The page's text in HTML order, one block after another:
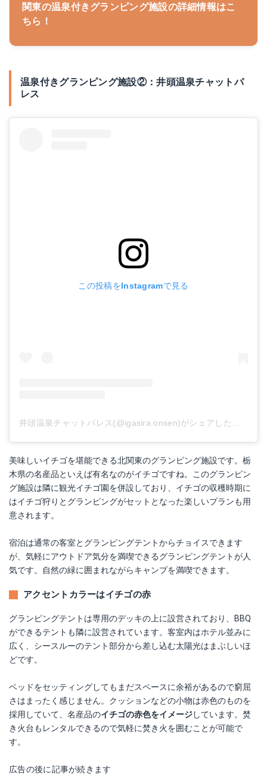
関東の温泉付きグランピング施設の詳細情報はこ
ちら！
温泉付きグランピング施設②：井頭温泉チャットパ
レス
この投稿をInstagramで見る
井頭温泉チャットパレス(@igasira.onsen)がシェアした投稿
美味しいイチゴを堪能できる北関東のグランピング施設です。栃
木県の名産品といえば有名なのがイチゴですね。このグランピン
グ施設は隣に観光イチゴ園を併設しており、イチゴの収穫時期に
はイチゴ狩りとグランピングがセットとなった楽しいプランも用
意されます。
宿泊は通常の客室とグランピングテントからチョイスできます
が、気軽にアウトドア気分を満喫できるグランピングテントが人
気です。自然の緑に囲まれながらキャンプを満喫できます。
アクセントカラーはイチゴの赤
グランピングテントは専用のデッキの上に設営されており、BBQ
ができるテントも隣に設営されています。客室内はホテル並みに
広く、シースルーのテント部分から差し込む太陽光はまぶしいほ
どです。
ベッドをセッティングしてもまだスペースに余裕があるので窮屈
さはまったく感じません。クッションなどの小物は赤色のものを
採用していて、名産品のイチゴの赤色をイメージしています。焚
き火台もレンタルできるので気軽に焚き火を囲むことが可能で
す。
広告の後に記事が続きます